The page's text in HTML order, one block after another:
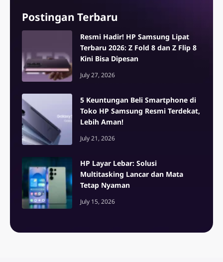
Postingan Terbaru
Resmi Hadir! HP Samsung Lipat
Terbaru 2026: Z Fold 8 dan Z Flip 8
Kini Bisa Dipesan
July 27, 2026
5 Keuntungan Beli Smartphone di
Toko HP Samsung Resmi Terdekat,
Lebih Aman!
July 21, 2026
HP Layar Lebar: Solusi
Multitasking Lancar dan Mata
Tetap Nyaman
July 15, 2026